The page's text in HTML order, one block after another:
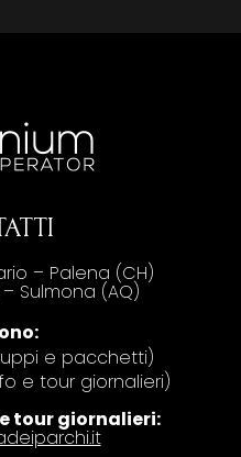
– Palena (CH)
Sulmona (AQ)
e pacchetti)
e tour giornalieri)
tour giornalieri: